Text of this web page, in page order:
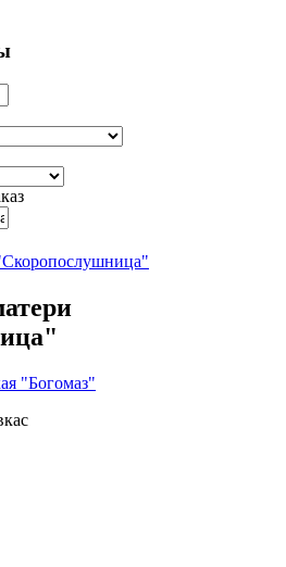
"Богомаз"